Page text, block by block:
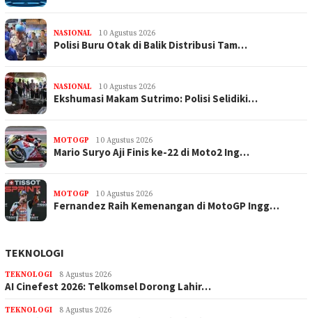
NASIONAL 10 Agustus 2026
Polisi Buru Otak di Balik Distribusi Tam…
NASIONAL 10 Agustus 2026
Ekshumasi Makam Sutrimo: Polisi Selidiki…
MOTOGP 10 Agustus 2026
Mario Suryo Aji Finis ke-22 di Moto2 Ing…
MOTOGP 10 Agustus 2026
Fernandez Raih Kemenangan di MotoGP Ingg…
TEKNOLOGI
TEKNOLOGI 8 Agustus 2026
AI Cinefest 2026: Telkomsel Dorong Lahir…
TEKNOLOGI 8 Agustus 2026